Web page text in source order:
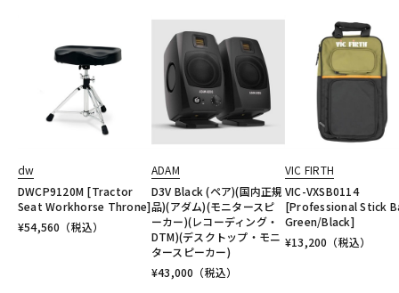
dw
DWCP9120M [Tractor
Seat Workhorse Throne]
¥54,560 （税込）
ADAM
D3V Black (ペア)(国内正規
品)(アダム)(モニタースピ
ーカー)(レコーディング・
DTM)(デスクトップ・モニ
タースピーカー)
¥43,000 （税込）
VIC FIRTH
VIC-VXSB0114
[Professional Stick
Green/Black]
¥13,200 （税込）